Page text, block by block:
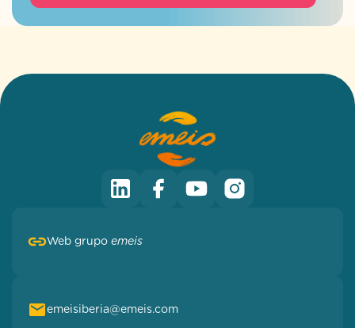
Web grupo emeis
emeisiberia@emeis.com